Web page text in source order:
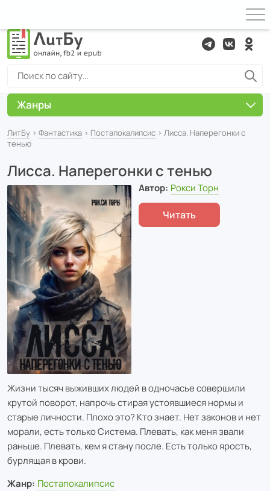
ЛитБу › Фантастика › Постапокалипсис › Лисса. Наперегонки с
тенью
Лисса. Наперегонки с тенью
Автор: Рокси Торн
Читать
Жизни тысяч выживших людей в одночасье совершили
крутой поворот, напрочь стирая устоявшиеся нормы и
старые личности. Плохо это? Кто знает. Нет законов и нет
морали, есть только Система. Плевать, как меня звали
раньше. Плевать, кем я стану после. Есть только ярость,
бурлящая в крови.
Жанр: Постапокалипсис
Жанры